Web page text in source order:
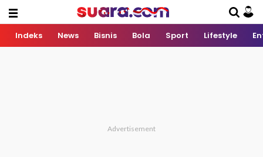
Indeks News Bisnis Bola Sport Lifestyle